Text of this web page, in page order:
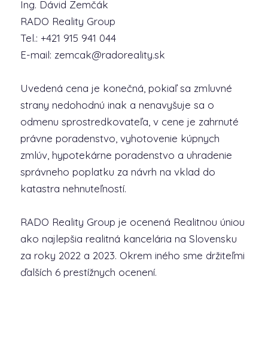
Ing. Dávid Zemčák
RADO Reality Group
Tel.: +421 915 941 044
E-mail: zemcak@radoreality.sk
Uvedená cena je konečná, pokiaľ sa zmluvné
strany nedohodnú inak a nenavyšuje sa o
odmenu sprostredkovateľa, v cene je zahrnuté
právne poradenstvo, vyhotovenie kúpnych
zmlúv, hypotekárne poradenstvo a uhradenie
správneho poplatku za návrh na vklad do
katastra nehnuteľností.
RADO Reality Group je ocenená Realitnou úniou
ako najlepšia realitná kancelária na Slovensku
za roky 2022 a 2023. Okrem iného sme držiteľmi
ďalších 6 prestížnych ocenení.